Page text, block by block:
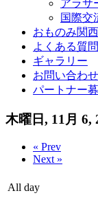
アラサ
国際交
おものみ関
よくある質問
ギャラリー
お問い合わせ
パートナー
木曜日, 11月 6,
« Prev
Next »
All day